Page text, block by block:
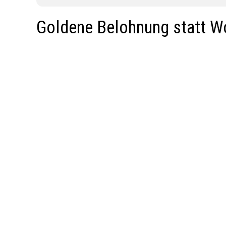
Goldene Belohnung statt